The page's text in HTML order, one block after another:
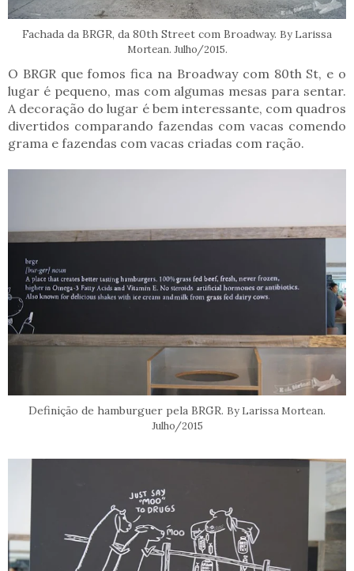
Fachada da BRGR, da 80th Street com Broadway. By Larissa
Mortean. Julho/2015.
O BRGR que fomos fica na Broadway com 80th St, e o
lugar é pequeno, mas com algumas mesas para sentar.
A decoração do lugar é bem interessante, com quadros
divertidos comparando fazendas com vacas comendo
grama e fazendas com vacas criadas com ração.
Definição de hamburguer pela BRGR. By Larissa Mortean.
Julho/2015